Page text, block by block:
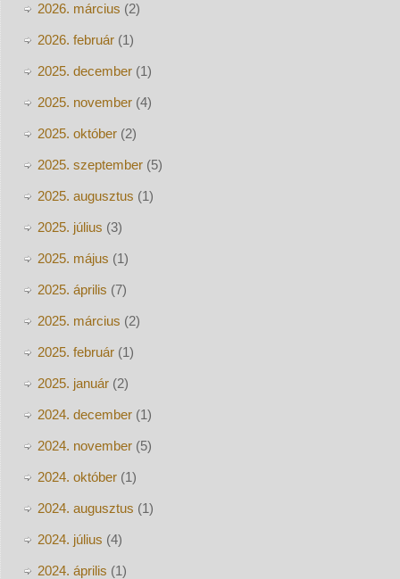
2026. március (2)
2026. február(1)
2025. december(1)
2025. november(4)
2025. október(2)
2025. szeptember(5)
2025. augusztus (1)
2025. július (3)
2025. május (1)
2025. április (7)
2025. március (2)
2025. február(1)
2025. január(2)
2024. december(1)
2024. november(5)
2024. október(1)
2024. augusztus (1)
2024. július (4)
2024. április (1)